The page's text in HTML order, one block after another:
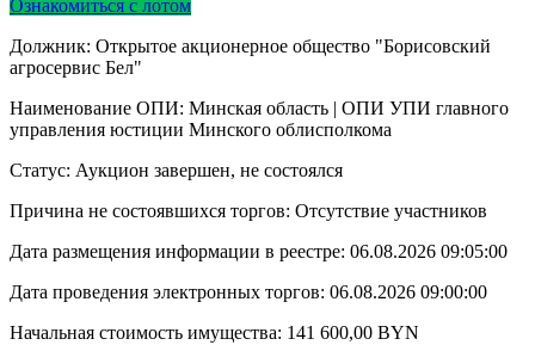
Ознакомиться с лотом
Должник: Открытое акционерное общество "Борисовский
агросервис Бел"
Наименование ОПИ: Минская область | ОПИ УПИ главного
управления юстиции Минского облисполкома
Статус: Аукцион завершен, не состоялся
Причина не состоявшихся торгов: Отсутствие участников
Дата размещения информации в реестре: 06.08.2026 09:05:00
Дата проведения электронных торгов: 06.08.2026 09:00:00
Начальная стоимость имущества: 141 600,00 BYN